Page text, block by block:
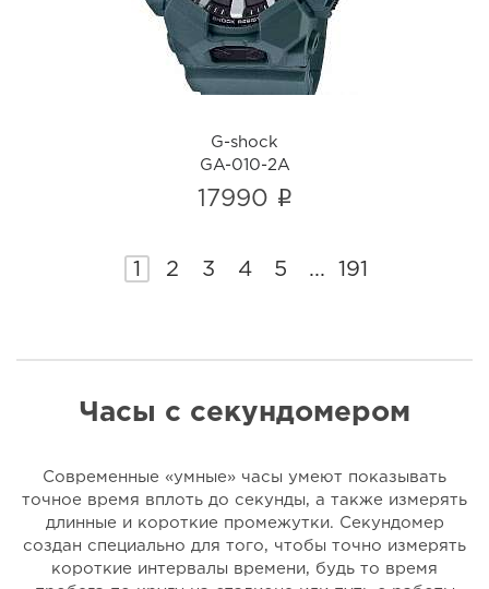
G-shock
GA-010-2A
17990 i
1 2 3 4 5 191
Часы с секундомером
Современные «умные» часы умеют показывать
точное время вплоть до секунды, а также измерять
длинные и короткие промежутки. Секундомер
создан специально для того, чтобы точно измерять
короткие интервалы времени, будь то время